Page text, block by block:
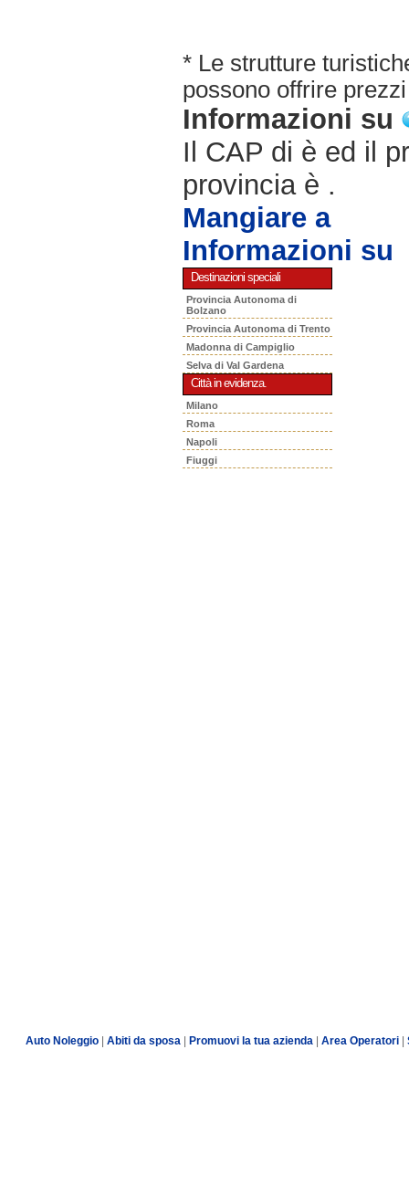
* Le strutture
possono offrire
Informazioni su
Il CAP di è ed il
provincia è .
Mangiare a
Informazioni su
Destinazioni speciali
Provincia Autonoma di
Bolzano
Provincia Autonoma di Trento
Madonna di Campiglio
Selva di Val Gardena
Città in evidenza.
Milano
Roma
Napoli
Fiuggi
Auto Noleggio Abiti da sposa Promuovi la tua azienda Area Operatori